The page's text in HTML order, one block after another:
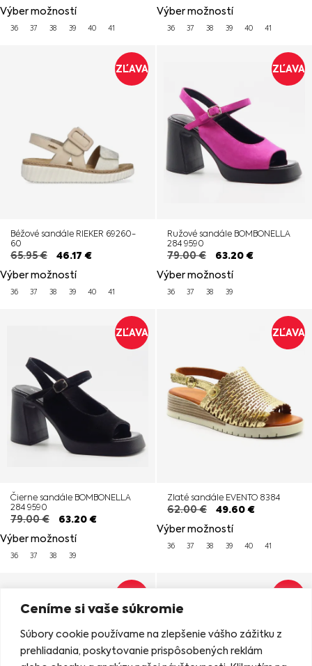
Ceníme si vaše súkromie
Súbory cookie používame na zlepšenie vášho zážitku z
prehliadania, poskytovanie prispôsobených reklám
Výber možností
36 37 38 39 40 41
Výber možností
36 37 38 39 40 41
ZĽAVA
Béžové sandále RIEKER 69260-
60
65.95€ 46.17 €
Výber možností
36 37 38 39 40 41
ZĽAVA
Ružové sandále BOMBONELLA
284 9590
79.00€ 63.20€
Výber možností
36 37 38 39
ZĽAVA
Čierne sandále BOMBONELLA
284 9590
79.00€ 63.20€
Výber možností
36 37 38 39
ZĽAVA
Zlaté sandále EVENTO 8384
62.00€ 49.60€
Výber možností
36 37 38 39 40 41